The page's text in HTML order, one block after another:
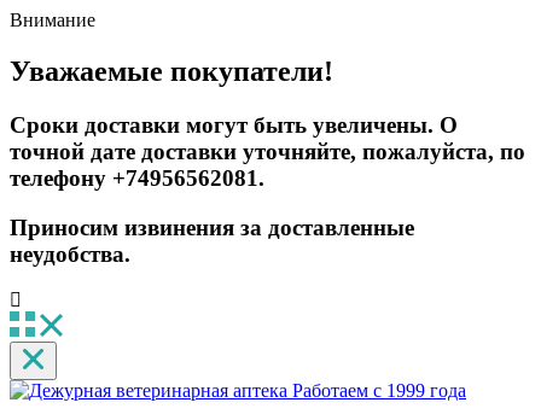
Внимание
Уважаемые покупатели!
Сроки доставки могут быть увеличены. О
точной дате доставки уточняйте, пожалуйста, по
телефону +74956562081.
Приносим извинения за доставленные
неудобства.
Работаем с 1999 года